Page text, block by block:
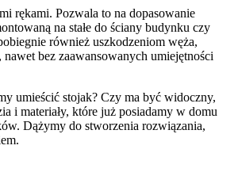
rękami. Pozwala to na dopasowanie
na stałe do ściany budynku czy
również uszkodzeniom węża,
bez zaawansowanych umiejętności
umieścić stojak? Czy ma być widoczny,
i materiały, które już posiadamy w domu
Dążymy do stworzenia rozwiązania,